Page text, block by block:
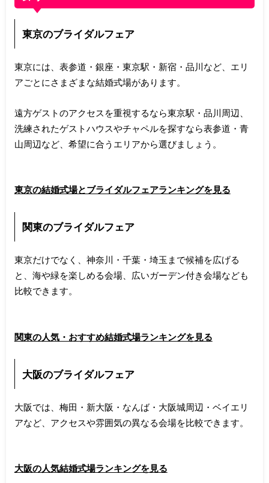
東京のブライダルフェア
東京には、表参道・銀座・東京駅・新宿・品川など、エリ
アごとにさまざまな結婚式場があります。
遠方ゲストのアクセスを重視するなら東京駅・品川周辺、
洗練されたゲストハウスやチャペルを探すなら表参道・青
山周辺など、希望に合うエリアから選びましょう。
東京の結婚式場とブライダルフェアランキングを見る
関東のブライダルフェア
東京だけでなく、神奈川・千葉・埼玉まで候補を広げる
と、海や緑を楽しめる会場、広いガーデン付き会場なども
比較できます。
関東の人気・おすすめ結婚式場ランキングを見る
大阪のブライダルフェア
大阪では、梅田・新大阪・なんば・大阪城周辺・ベイエリ
アなど、アクセスや雰囲気の異なる会場を比較できます。
大阪の人気結婚式場ランキングを見る